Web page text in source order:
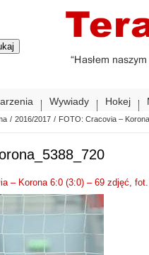
Wywiady Hokej
/ 2016/2017 / FOTO: Cracovia –
– Korona 6:0 (3:0) – 69 zdjęć,